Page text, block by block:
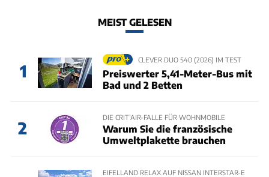
MEIST GELESEN
1
CLEVER DUO 540 (2026) IM TEST
Preiswerter 5,41-Meter-Bus mit
Bad und 2 Betten
2
DIE CRIT’AIR-FALLE FÜR WOHNMOBILE
Warum Sie die französische
Umweltplakette brauchen
EIFELLAND RELAX AUF NISSAN INTERSTAR-E